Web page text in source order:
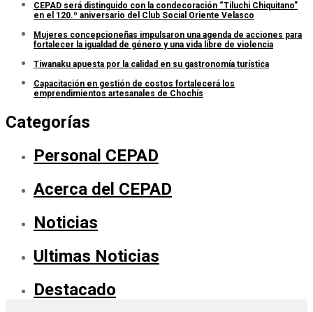
CEPAD será distinguido con la condecoración “Tiluchi Chiquitano”
en el 120.º aniversario del Club Social Oriente Velasco
Mujeres concepcioneñas impulsaron una agenda de acciones para
fortalecer la igualdad de género y una vida libre de violencia
Tiwanaku apuesta por la calidad en su gastronomía turística
Capacitación en gestión de costos fortalecerá los
emprendimientos artesanales de Chochís
Categorías
Personal CEPAD
Acerca del CEPAD
Noticias
Ultimas Noticias
Destacado